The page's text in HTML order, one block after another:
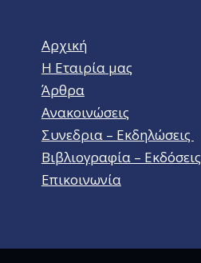
Αρχική
Η Εταιρία μας
Άρθρα
Ανακοινώσεις
Συνεδρια – Εκδηλώσεις
Βιβλιογραφία – Εκδόσεις
Επικοινωνία